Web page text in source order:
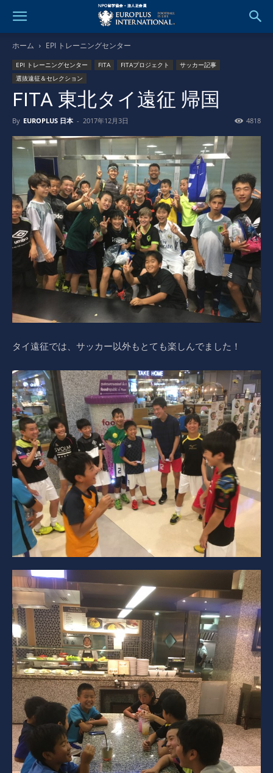
ホーム EPI トレーニングセンター
EPI トレーニングセンター FITA FITAプロジェクト
サッカー記事
選抜遠征＆セレクション
FITA 東北タイ遠征 帰国
By EUROPLUS 日本 - 2017年12月3日 4818
タイ遠征では、サッカー以外もとても楽しんでました！